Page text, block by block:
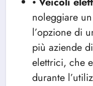
noleggiare
l’opzione di
più aziende
elettrici, che
durante